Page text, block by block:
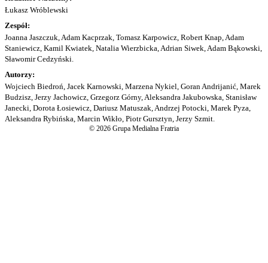
Łukasz Wróblewski
Zespół:
Joanna Jaszczuk, Adam Kacprzak, Tomasz Karpowicz, Robert Knap, Adam
Staniewicz, Kamil Kwiatek, Natalia Wierzbicka, Adrian Siwek, Adam Bąkowski,
Sławomir Cedzyński.
Autorzy:
Wojciech Biedroń, Jacek Karnowski, Marzena Nykiel, Goran Andrijanić, Marek
Budzisz, Jerzy Jachowicz, Grzegorz Górny, Aleksandra Jakubowska, Stanisław
Janecki, Dorota Łosiewicz, Dariusz Matuszak, Andrzej Potocki, Marek Pyza,
Aleksandra Rybińska, Marcin Wikło, Piotr Gursztyn, Jerzy Szmit.
© 2026 Grupa Medialna Fratria